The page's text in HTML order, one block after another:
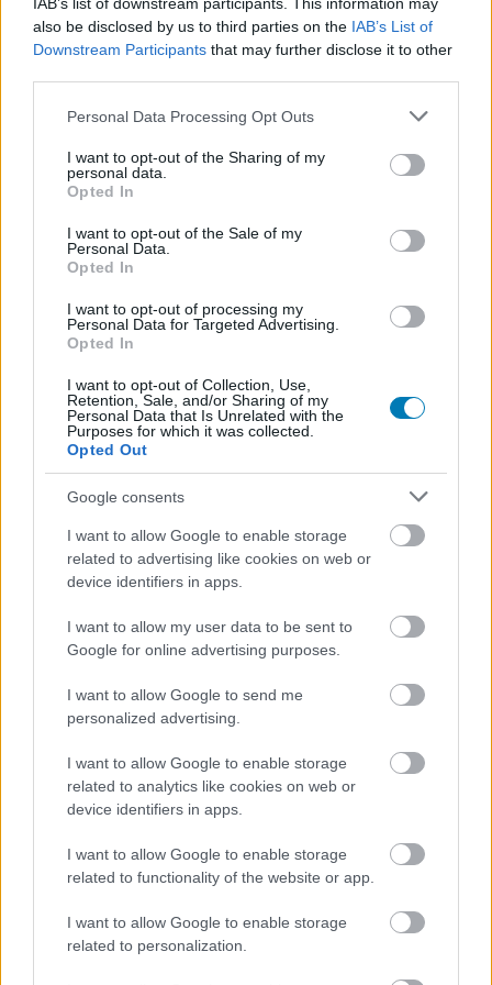
also be disclosed by us to third parties on the IAB’s List of
Downstream Participants that may further disclose it to other
Please note that this website/app uses one or more Google
not limited to your visit or usage behaviour. You may click to
grant or deny consent to Google and its third-party tags to
use your data for below specified purposes in below Google
consent section.
Personal Data Processing Opt Outs
I want to opt-out of the Sharing of my
personal data.
Opted In
I want to opt-out of the Sale of my
Personal Data.
Opted In
I want to opt-out of processing my
Personal Data for Targeted Advertising.
Opted In
I want to opt-out of Collection, Use,
Retention, Sale, and/or Sharing of my
Personal Data that Is Unrelated with the
Purposes for which it was collected.
Opted Out
Google consents
I want to allow Google to enable storage
related to advertising like cookies on web or
device identifiers in apps.
I want to allow my user data to be sent to
Google for online advertising purposes.
I want to allow Google to send me
personalized advertising.
I want to allow Google to enable storage
related to analytics like cookies on web or
device identifiers in apps.
I want to allow Google to enable storage
related to functionality of the website or app.
I want to allow Google to enable storage
related to personalization.
Aki pedig még nem húzta be az áprilisi játékokat, annak
most már tényleg érdemes sietnie. A Lords of the Fallen,
a Tomb Raider I-III Remastered és a Sword Art Online
könyvtárhoz, utána már a májusi csomag veszi át a
helyüket. Ezúttal viszont aligha fog sok panasz érkezni
amiatt, hogy mi jön utánuk.
SMASH by Meló-Diák: Homok, zene és a nyár legjobb
hangulata – Jön a második forduló! (X)
Július végén folytatódik a balatoni strandröplabda-
sorozat.
#playstation plus
Hozzászólások
Visszatér a Heaven Street
Seven, idén kétszer is
színpadra áll a banda
2026 április 29. 20:05